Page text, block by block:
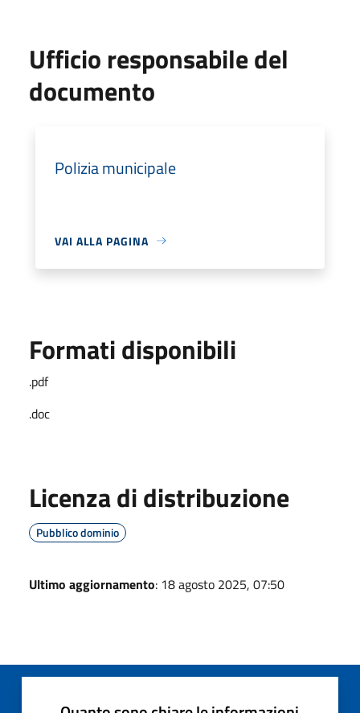
Ufficio responsabile del
documento
Polizia municipale
VAI ALLA PAGINA
Formati disponibili
.pdf
.doc
Licenza di distribuzione
Pubblico dominio
Ultimo aggiornamento: 18 agosto 2025, 07:50